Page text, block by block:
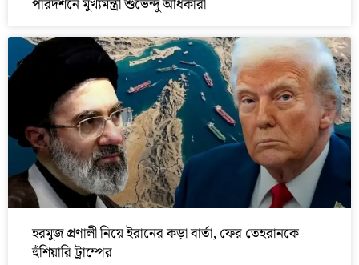
পরিদর্শনে মুখ্যমন্ত্রী শুভেন্দু অধিকারী
হরমুজ প্রণালী নিয়ে ইরানের কড়া বার্তা, ফের তেহরানকে
হুঁশিয়ারি ট্রাম্পের